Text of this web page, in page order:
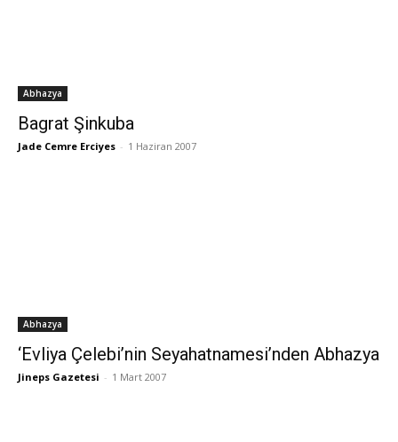
Abhazya
Bagrat Şinkuba
Jade Cemre Erciyes - 1 Haziran 2007
Abhazya
‘Evliya Çelebi’nin Seyahatnamesi’nden Abhazya
Jineps Gazetesi - 1 Mart 2007